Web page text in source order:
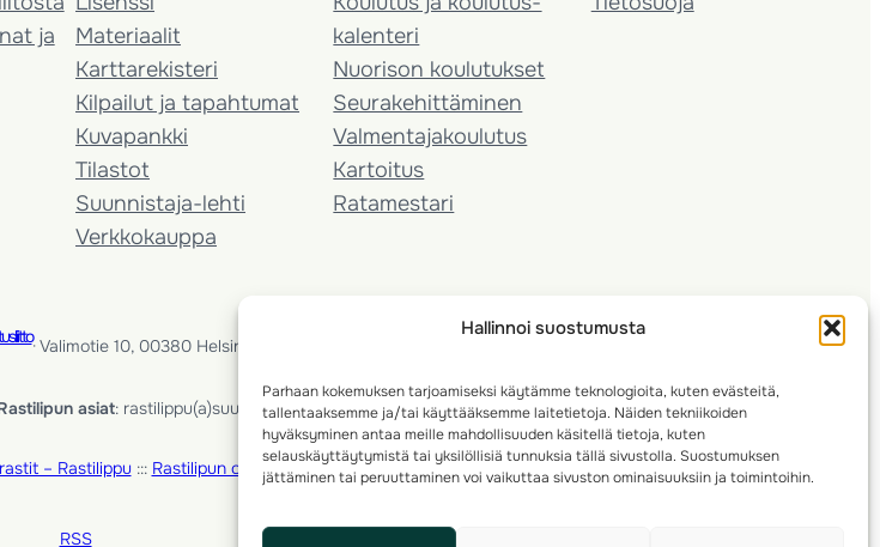
Hallinnoi suostumusta
Parhaan kokemuksen tarjoamiseksi käytämme teknologioita, kuten evästeitä,
tallentaaksemme ja/tai käyttääksemme laitetietoja. Näiden tekniikoiden
hyväksyminen antaa meille mahdollisuuden käsitellä tietoja, kuten
selauskäyttäytymistä tai yksilöllisiä tunnuksia tällä sivustolla. Suostumuksen
jättäminen tai peruuttaminen voi vaikuttaa sivuston ominaisuuksiin ja toimintoihin.
ja
Materiaalit
Karttarekisteri
Kilpailut ja tapahtumat
Kuvapankki
Tilastot
Suunnistaja-lehti
Verkkokauppa
kalenteri
Nuorison koulutukset
Seura­kehittäminen
Valmentaja­koulutus
Kartoitus
Ratamestari
· Valimotie 10, 00380 Helsinki, Finland
asiat: rastilippu(a)suunnistusliitto.fi
– Rastilippu::: Rastilipun ohjeet
RSS